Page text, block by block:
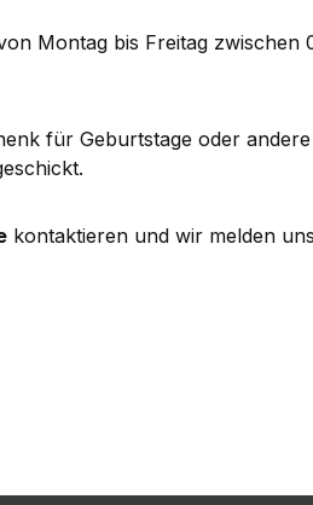
Montag bis Freitag zwischen
für Geburtstage oder
kontaktieren und wir melden